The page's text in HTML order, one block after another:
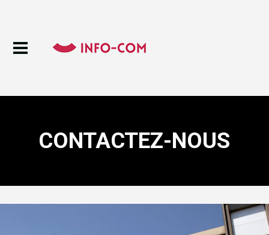
CONTACTEZ-NOUS